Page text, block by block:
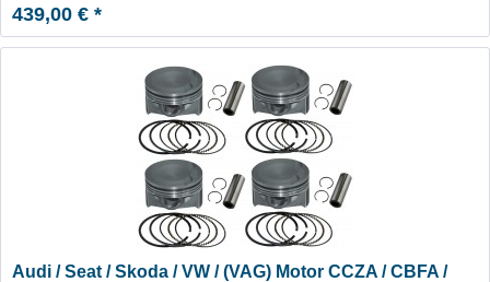
439,00 € *
Audi / Seat / Skoda / VW / (VAG) Motor CCZA / CBFA /